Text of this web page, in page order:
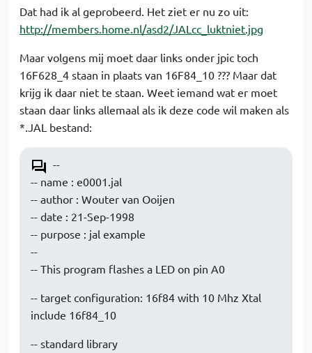
Dat had ik al geprobeerd. Het ziet er nu zo uit:
http://members.home.nl/asd2/JALcc_luktniet.jpg
Maar volgens mij moet daar links onder jpic toch
16F628_4 staan in plaats van 16F84_10 ??? Maar dat
krijg ik daar niet te staan. Weet iemand wat er moet
staan daar links allemaal als ik deze code wil maken als
*.JAL bestand:
--
-- name : e0001.jal
-- author : Wouter van Ooijen
-- date : 21-Sep-1998
-- purpose : jal example
--
-- This program flashes a LED on pin A0
-- target configuration: 16f84 with 10 Mhz Xtal
include 16f84_10
-- standard library